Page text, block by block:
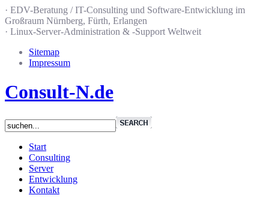
· EDV-Beratung / IT-Consulting und Software-Entwicklung im
Großraum Nürnberg, Fürth, Erlangen
· Linux-Server-Administration & -Support Weltweit
Sitemap
Impressum
Consult-N.de
Start
Consulting
Server
Entwicklung
Kontakt